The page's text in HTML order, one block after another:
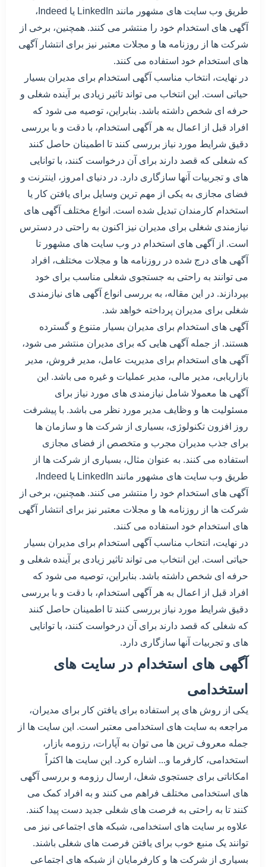
طریق وب سایت های مشهور مانند LinkedIn یا Indeed،
آگهی های استخدام خود را منتشر می کنند. همچنین، برخی از
شرکت ها از روزنامه ها و مجلات معتبر نیز برای انتشار آگهی
های استخدام خود استفاده می کنند.
در نهایت، انتخاب مناسب آگهی استخدام برای مدیران بسیار
حیاتی است. این انتخاب می تواند تاثیر زیادی بر آینده شغلی و
حرفه ای شخص داشته باشد. بنابراین، توصیه می شود که
افراد قبل از اعمال به هر آگهی استخدام، با دقت و با بررسی
دقیق شرایط مورد نیاز بررسی کنند تا اطمینان حاصل کنند
که شغلی که قصد دارند برای آن درخواست کنند، با توانایی
های و تجربیات آنها سازگاری دارد. در دنیای امروز، اینترنت و
فضای مجازی به یکی از مهم ترین وسایل برای یافتن کار یا
استخدام کارمندان تبدیل شده است. انواع مختلف آگهی های
نیازمندی شغلی برای مدیران نیز اکنون به راحتی در دسترس
است. از آگهی های استخدام در وب سایت های مشهور تا
آگهی های درج شده در روزنامه ها و مجلات مختلف، افراد
می توانند به راحتی به جستجوی شغلی مناسب برای خود
بپردازند. در این مقاله، به بررسی انواع آگهی های نیازمندی
شغلی برای مدیران پرداخته خواهد شد.
آگهی های استخدام برای مدیران بسیار متنوع و گسترده
هستند. از جمله آگهی هایی که برای مدیران منتشر می شود،
آگهی های استخدام برای مدیریت عامل، مدیر فروش، مدیر
بازاریابی، مدیر مالی، مدیر عملیات و غیره می باشد. این
آگهی ها معمولا شامل نیازمندی های مورد نیاز برای
مسئولیت ها و وظایف مدیر مورد نظر می باشد. با پیشرفت
روز افزون تکنولوژی، بسیاری از شرکت ها و سازمان ها
برای جذب مدیران مجرب و متخصص از فضای مجازی
استفاده می کنند. به عنوان مثال، بسیاری از شرکت ها از
طریق وب سایت های مشهور مانند LinkedIn یا Indeed،
آگهی های استخدام خود را منتشر می کنند. همچنین، برخی از
شرکت ها از روزنامه ها و مجلات معتبر نیز برای انتشار آگهی
های استخدام خود استفاده می کنند.
در نهایت، انتخاب مناسب آگهی استخدام برای مدیران بسیار
حیاتی است. این انتخاب می تواند تاثیر زیادی بر آینده شغلی و
حرفه ای شخص داشته باشد. بنابراین، توصیه می شود که
افراد قبل از اعمال به هر آگهی استخدام، با دقت و با بررسی
دقیق شرایط مورد نیاز بررسی کنند تا اطمینان حاصل کنند
که شغلی که قصد دارند برای آن درخواست کنند، با توانایی
های و تجربیات آنها سازگاری دارد.
آگهی های استخدام در سایت های
استخدامی
یکی از روش های پر استفاده برای یافتن کار برای مدیران،
مراجعه به سایت های استخدامی معتبر است. این سایت ها از
جمله معروف ترین ها می توان به آپارات، رزومه بازار،
استخدامی، کارفرما و... اشاره کرد. این سایت ها اکثراً
امکاناتی برای جستجوی شغل، ارسال رزومه و بررسی آگهی
های استخدامی مختلف فراهم می کنند و به افراد کمک می
کنند تا به راحتی به فرصت های شغلی جدید دست پیدا کنند.
علاوه بر سایت های استخدامی، شبکه های اجتماعی نیز می
توانند یک منبع خوب برای یافتن فرصت های شغلی باشند.
بسیاری از شرکت ها و کارفرمایان از شبکه های اجتماعی